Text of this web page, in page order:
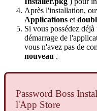
Après l'installation,
Applications et
Si vous possédez déjà
démarrage de l'
vous n'avez pas de
nouveau .
Password Boss
l'App Store